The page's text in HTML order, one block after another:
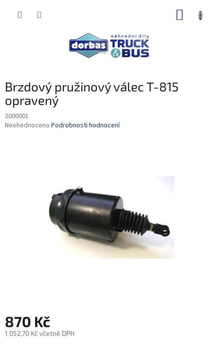
Brzdový pružinový válec T-815
opravený
2000001
Průměrné
Neohodnoceno Podrobnosti hodnocení
870 Kč
1 052,70 Kč včetně DPH